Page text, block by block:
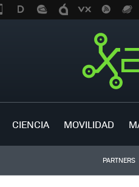
CIENCIA MOVILIDAD
PARTNERS